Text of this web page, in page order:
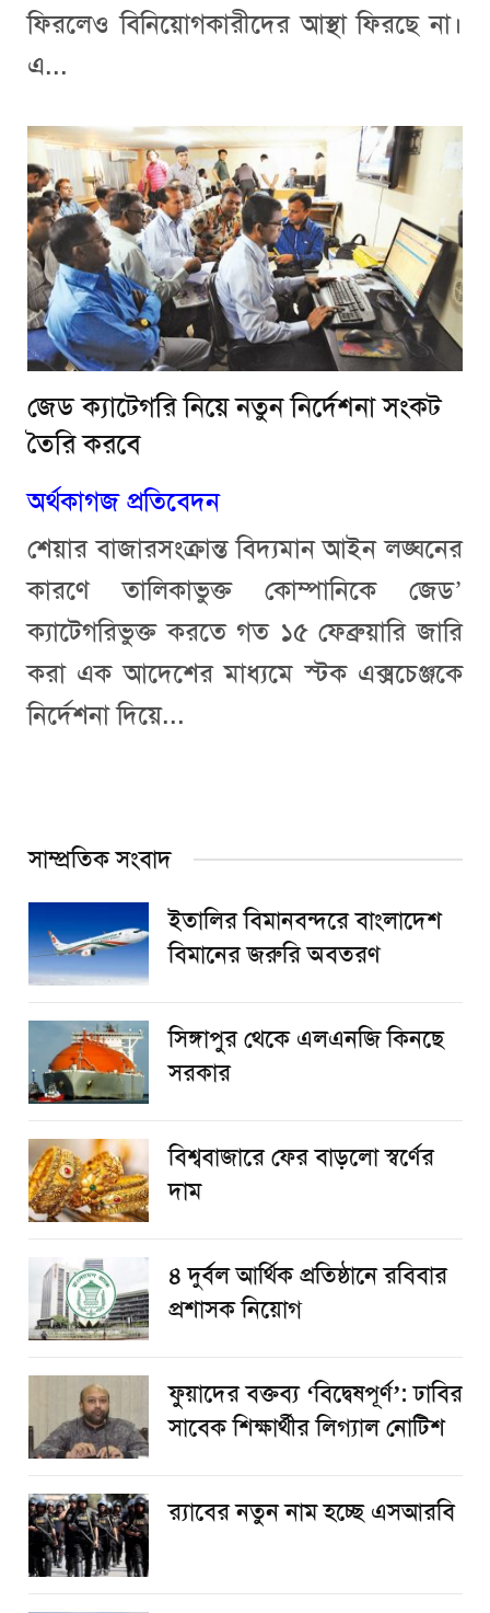
ফিরলেও বিনিয়োগকারীদের আস্থা ফিরছে না।
এ...
জেড ক্যাটেগরি নিয়ে নতুন নির্দেশনা সংকট
তৈরি করবে
অর্থকাগজ প্রতিবেদন
শেয়ার বাজারসংক্রান্ত বিদ্যমান আইন লঙ্ঘনের
কারণে তালিকাভুক্ত কোম্পানিকে জেড’
ক্যাটেগরিভুক্ত করতে গত ১৫ ফেব্রুয়ারি জারি
করা এক আদেশের মাধ্যমে স্টক এক্সচেঞ্জকে
নির্দেশনা দিয়ে...
সাম্প্রতিক সংবাদ
ইতালির বিমানবন্দরে বাংলাদেশ
বিমানের জরুরি অবতরণ
সিঙ্গাপুর থেকে এলএনজি কিনছে
সরকার
বিশ্ববাজারে ফের বাড়লো স্বর্ণের
দাম
৪ দুর্বল আর্থিক প্রতিষ্ঠানে রবিবার
প্রশাসক নিয়োগ
ফুয়াদের বক্তব্য ‘বিদ্বেষপূর্ণ’: ঢাবির
সাবেক শিক্ষার্থীর লিগ্যাল নোটিশ
র‌্যাবের নতুন নাম হচ্ছে এসআরবি